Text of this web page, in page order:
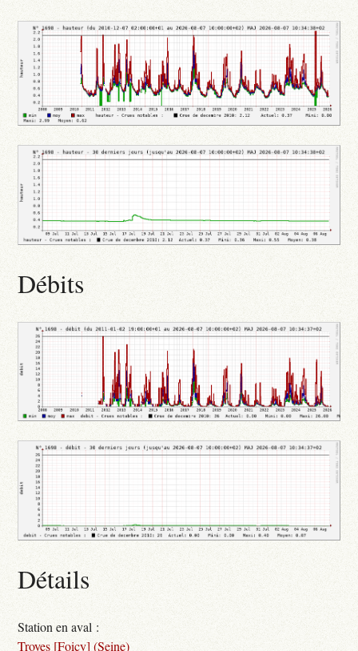
Débits
Détails
Station en aval :
Troyes [Foicy] (Seine)